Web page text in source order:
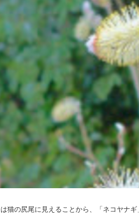
猫の尻尾に見えることから、「ネコヤナ